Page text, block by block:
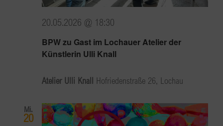
BPW zu Gast im Lochauer Atelier der
Künstlerin Ulli Knall
20.05.2026 @ 18:30
Atelier Ulli Knall Hofriedenstraße 26, Lochau
Mi.
20